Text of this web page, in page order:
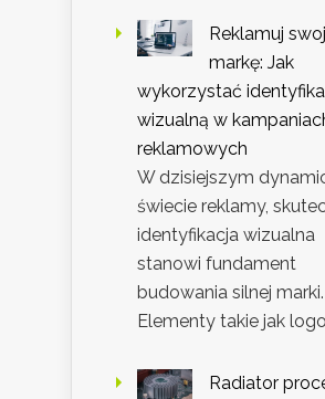
Reklamuj
markę: Jak
wykorzystać
wizualną w
reklamowych
W dzisiejszym
świecie reklamy,
identyfikacja wizualna
stanowi fundament
budowania silnej marki.
Elementy takie jak
Radiator